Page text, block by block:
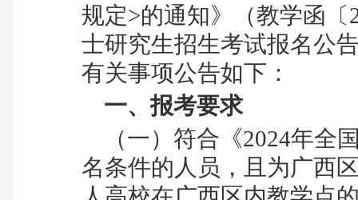
规定>的通知》（教学函〔
士研究生招生考试报名公
有关事项公告如下：
一、报考要求
（一）符合《2024年全
名条件的人员，且为广西